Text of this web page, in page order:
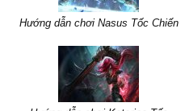
Hướng dẫn chơi Nasus Tốc Chiến